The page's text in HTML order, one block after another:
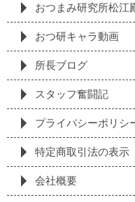
おつまみ研究所松江
おつ研キャラ動画
所長ブログ
スタッフ奮闘記
プライバシーポリシ
特定商取引法の表⽰
会社概要